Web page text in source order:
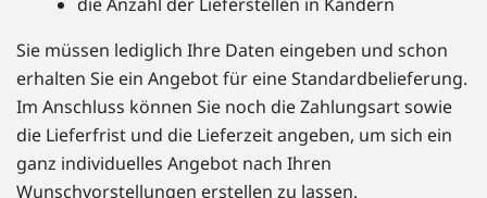
Sie müssen lediglich Ihre Daten eingeben und schon
erhalten Sie ein Angebot für eine Standardbelieferung.
Im Anschluss können Sie noch die Zahlungsart sowie
die Lieferfrist und die Lieferzeit angeben, um sich ein
ganz individuelles Angebot nach Ihren
Wunschvorstellungen erstellen zu lassen.